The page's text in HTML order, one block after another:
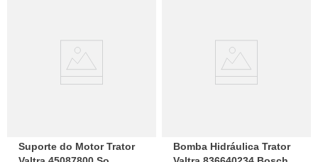
Suporte do Motor Trator
Bomba Hidráulica Trator